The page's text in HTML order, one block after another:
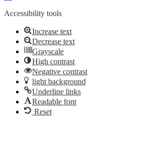
Accessibility tools
Increase text
Decrease text
Grayscale
High contrast
Negative contrast
light background
Underline links
Readable font
Reset